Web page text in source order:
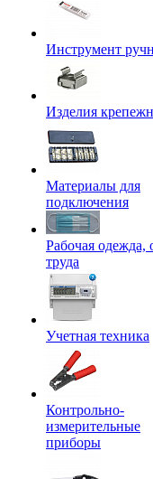
Инструмент
Изделия
Материалы для
подключения
Рабочая одежда,
труда
Учетная техника
Контрольно-
измерительные
приборы